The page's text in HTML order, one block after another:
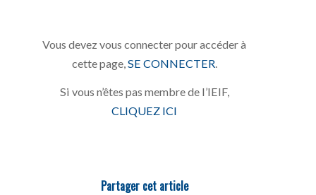
Vous devez vous connecter pour accéder à
cette page, SE CONNECTER
Si vous n’êtes pas membre de l’IEIF,
CLIQUEZ ICI
Partager cet article